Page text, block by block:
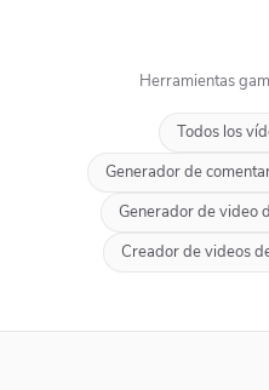
Herramientas
Todos los
Generador de
Generador de video
Creador de videos